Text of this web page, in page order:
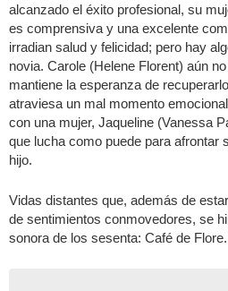
alcanzado el éxito profesional, su
es comprensiva y una excelente
irradian salud y felicidad; pero hay
novia. Carole (Helene Florent) aún
mantiene la esperanza de
atraviesa un mal momento
con una mujer, Jaqueline (Vanessa
que lucha como puede para afrontar
hijo.
Vidas distantes que, además de
de sentimientos conmovedores, se
sonora de los sesenta: Café de Flore.